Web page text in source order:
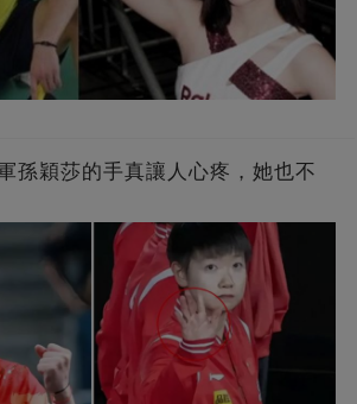
孫穎莎的手真讓人心疼，她也不